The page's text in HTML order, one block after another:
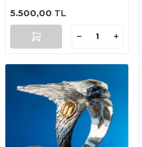
5.500,00 TL